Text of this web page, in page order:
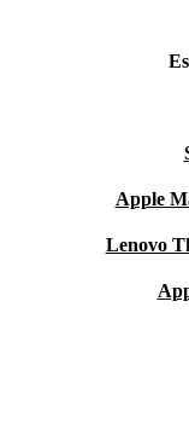
Apple
Lenovo